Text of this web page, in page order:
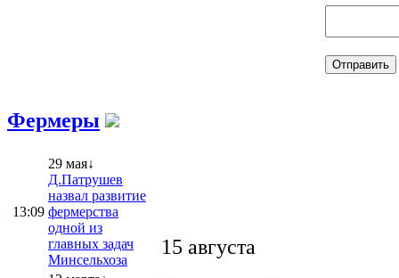
Фермеры
13:09
29 мая↓
Д.Патрушев
назвал развитие
фермерства
одной из
главных задач
Минсельхоза
15 августа